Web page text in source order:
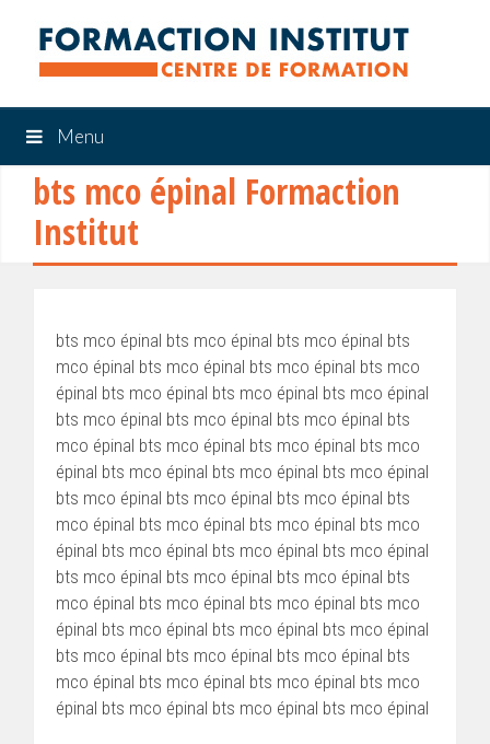
Menu
bts mco épinal Formaction
Institut
bts mco épinal bts mco épinal bts mco épinal bts
mco épinal bts mco épinal bts mco épinal bts mco
épinal bts mco épinal bts mco épinal bts mco épinal
bts mco épinal bts mco épinal bts mco épinal bts
mco épinal bts mco épinal bts mco épinal bts mco
épinal bts mco épinal bts mco épinal bts mco épinal
bts mco épinal bts mco épinal bts mco épinal bts
mco épinal bts mco épinal bts mco épinal bts mco
épinal bts mco épinal bts mco épinal bts mco épinal
bts mco épinal bts mco épinal bts mco épinal bts
mco épinal bts mco épinal bts mco épinal bts mco
épinal bts mco épinal bts mco épinal bts mco épinal
bts mco épinal bts mco épinal bts mco épinal bts
mco épinal bts mco épinal bts mco épinal bts mco
épinal bts mco épinal bts mco épinal bts mco épinal